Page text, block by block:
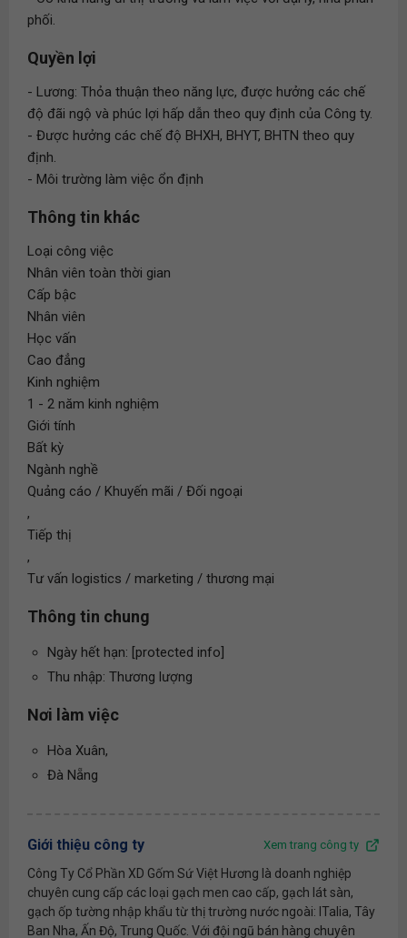
phối.
Quyền lợi
- Lương: Thỏa thuận theo năng lực, được hưởng các chế
độ đãi ngộ và phúc lợi hấp dẫn theo quy định của Công ty.
- Được hưởng các chế độ BHXH, BHYT, BHTN theo quy
định.
- Môi trường làm việc ổn định
Thông tin khác
Loại công việc
Nhân viên toàn thời gian
Cấp bậc
Nhân viên
Học vấn
Cao đẳng
Kinh nghiệm
1 - 2 năm kinh nghiệm
Giới tính
Bất kỳ
Ngành nghề
Quảng cáo / Khuyến mãi / Đối ngoại
,
Tiếp thị
,
Tư vấn logistics / marketing / thương mại
Thông tin chung
Ngày hết hạn: [protected info]
Thu nhập: Thương lượng
Nơi làm việc
Hòa Xuân,
Đà Nẵng
Giới thiệu công ty Xem trang công ty
Công Ty Cổ Phần XD Gốm Sứ Việt Hương là doanh nghiệp
chuyên cung cấp các loại gạch men cao cấp, gạch lát sàn,
gạch ốp tường nhập khẩu từ thị trường nước ngoài: ITalia, Tây
Ban Nha, Ấn Độ, Trung Quốc. Với đội ngũ bán hàng chuyên